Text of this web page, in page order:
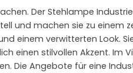
Der Stehlampe
und machen sie zu einem
einem verwitterten Look.
einen stilvollen Akzent. Im
Die Angebote für eine